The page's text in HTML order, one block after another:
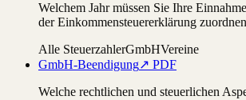
Welchem Jahr müssen Sie Ihre
der Einkommensteuererklärung
Alle SteuerzahlerGmbHVereine
GmbH-Beendigung↗ PDF
Welche rechtlichen und steuerlichen